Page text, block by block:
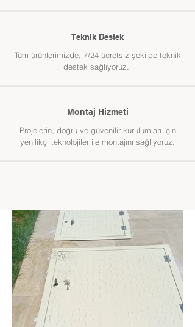
Teknik Destek
Tüm ürünlerimizde, 7/24 ücretsiz şekilde teknik
destek sağlıyoruz.
Montaj Hizmeti
Projelerin, doğru ve güvenilir kurulumları için
yenilikçi teknolojiler ile montajını sağlıyoruz.